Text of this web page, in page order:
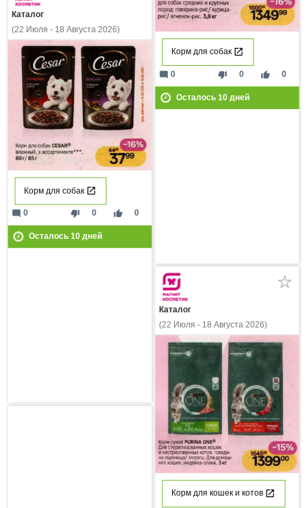
Корм для собак
thumb_down 0 thumb_up 0
mode_comment 0
Осталось 10дней
Каталог
(22 Июля - 18 Августа 2026)
Корм для собак
thumb_down 0 thumb_up 0
mode_comment 0
Осталось 10дней
Каталог
(22 Июля - 18 Августа 2026)
Корм для кошек и котов